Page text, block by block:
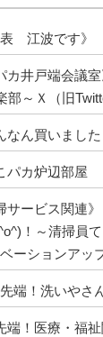
表 江波です》
カ井戸端会議室
部～Ｘ（旧
ん買いまし
パカ炉辺部屋
サービス関連》
！～清掃員
ーションアッ
端！洗いやさ
！医療・福祉